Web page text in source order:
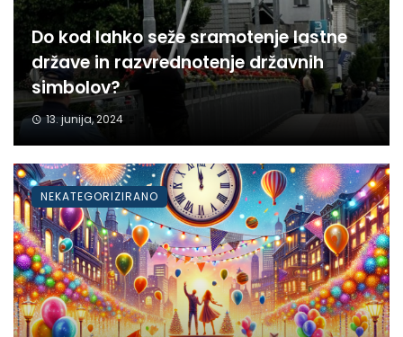
Do kod lahko seže sramotenje lastne
države in razvrednotenje državnih
simbolov?
13. junija, 2024
NEKATEGORIZIRANO